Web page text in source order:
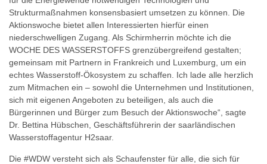
Strukturmaßnahmen konsensbasiert umsetzen zu können. Die
Aktionswoche bietet allen Interessierten hierfür einen
niederschwelligen Zugang. Als Schirmherrin möchte ich die
WOCHE DES WASSERSTOFFS grenzübergreifend gestalten;
gemeinsam mit Partnern in Frankreich und Luxemburg, um ein
echtes Wasserstoff-Ökosystem zu schaffen. Ich lade alle herzlich
zum Mitmachen ein – sowohl die Unternehmen und Institutionen,
sich mit eigenen Angeboten zu beteiligen, als auch die
Bürgerinnen und Bürger zum Besuch der Aktionswoche“, sagte
Dr. Bettina Hübschen, Geschäftsführerin der saarländischen
Wasserstoffagentur H2saar.
Die #WDW versteht sich als Schaufenster für alle, die sich für